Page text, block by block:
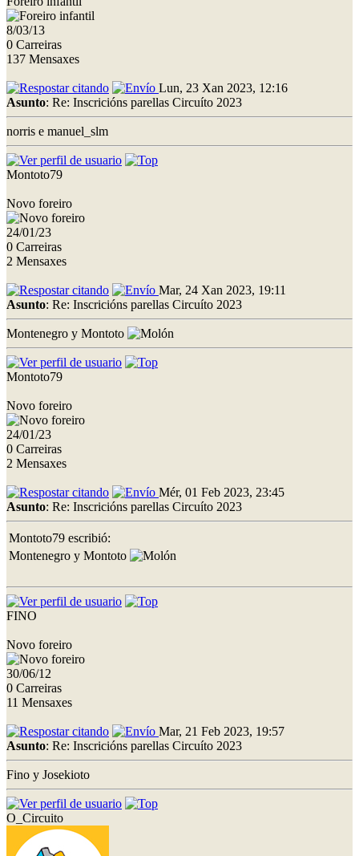
8/03/13
0 Carreiras
137 Mensaxes
Lun, 23 Xan 2023, 12:16
Asunto: Re: Inscricións parellas Circuíto 2023
norris e manuel_slm
Montoto79
Novo foreiro
24/01/23
0 Carreiras
2 Mensaxes
Mar, 24 Xan 2023, 19:11
Asunto: Re: Inscricións parellas Circuíto 2023
Montenegro y Montoto
Montoto79
Novo foreiro
24/01/23
0 Carreiras
2 Mensaxes
Mér, 01 Feb 2023, 23:45
Asunto: Re: Inscricións parellas Circuíto 2023
Montoto79 escribió:
Montenegro y Montoto
FINO
Novo foreiro
30/06/12
0 Carreiras
11 Mensaxes
Mar, 21 Feb 2023, 19:57
Asunto: Re: Inscricións parellas Circuíto 2023
Fino y Josekioto
O_Circuito